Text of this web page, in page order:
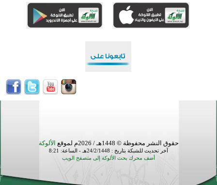
أكبر مشروع إسلامي في ريف أستراليا يفتتح أبوابه بعد سنوات من العمل والعطاء
اختتام منافسات قرآنية متميزة في بنغلاديش بمشاركة 3000 متسابق
حقوق النشر محفوظة © 1448هـ / 2026م لموقع الألوكة
آخر تحديث للشبكة بتاريخ : 24/2/1448هـ - الساعة: 8:21
أضف محرك بحث الألوكة إلى متصفح الويب